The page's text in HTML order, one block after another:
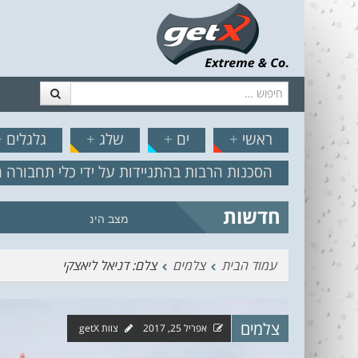
חיפוש
// תפריט
דלג לתוכן
ראשי + ים + שלג + גלגלים
הסכנות הרבות בהתניידות על ידי כלי
חדשות מצב הים והרוח – תחזית גלים
עמוד הבית צלמים צלם: דניאל ליאצקי
צלמים אפריל 25, 2017 צוות getX